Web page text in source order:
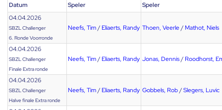
Datum Speler
Speler
04.04.2026
SBZL Challenger
6. Ronde Voorronde
Neefs, Tim/ Eliaerts, Randy Thoen, Veerle/ Mathot, Niels
04.04.2026
SBZL Challenger
Finale Extra ronde
Neefs, Tim/ Eliaerts, Randy Jonas, Dennis/ Roodhorst,
04.04.2026
SBZL Challenger
Halve finale Extra ronde
Neefs, Tim/ Eliaerts, Randy Gobbels, Rob/Slegers, Luvic